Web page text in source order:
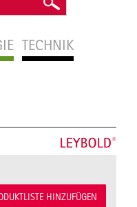
TECHNIK
HINZUFÜGEN